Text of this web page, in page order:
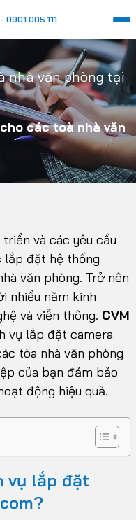
nhà văn phòng tại
các toà nhà văn
và các yêu cầu
lắp đặt hệ thống
văn phòng. Trở nên
nhiều năm kinh
và viễn thông. CVM
vụ lắp đặt camera
tòa nhà văn phòng
của bạn đảm bảo
động hiệu quả.
vụ lắp đặt